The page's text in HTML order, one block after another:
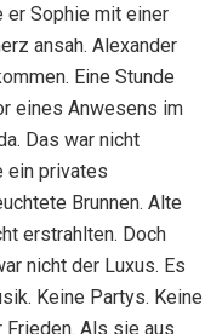
er Sophie mit einer
ansah. Alexander
Eine Stunde
eines Anwesens im
Das war nicht
ein privates
Brunnen. Alte
erstrahlten. Doch
nicht der Luxus. Es
Keine Partys. Keine
Frieden. Als sie aus